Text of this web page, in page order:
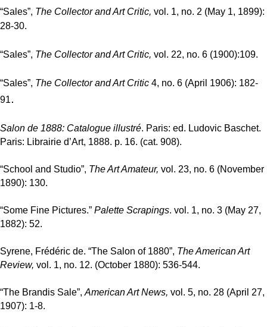
“Sales”, The Collector and Art Critic, vol. 1, no. 2 (May 1, 1899):
28-30.
“Sales”, The Collector and Art Critic, vol. 22, no. 6 (1900):109.
“Sales”, The Collector and Art Critic 4, no. 6 (April 1906): 182-
91.
Salon de 1888: Catalogue illustré. Paris: ed. Ludovic Baschet.
Paris: Librairie d’Art, 1888. p. 16. (cat. 908).
“School and Studio”, The Art Amateur, vol. 23, no. 6 (November
1890): 130.
“Some Fine Pictures.” Palette Scrapings. vol. 1, no. 3 (May 27,
1882): 52.
Syrene, Frédéric de. “The Salon of 1880”, The American Art
Review, vol. 1, no. 12. (October 1880): 536-544.
“The Brandis Sale”, American Art News, vol. 5, no. 28 (April 27,
1907): 1-8.